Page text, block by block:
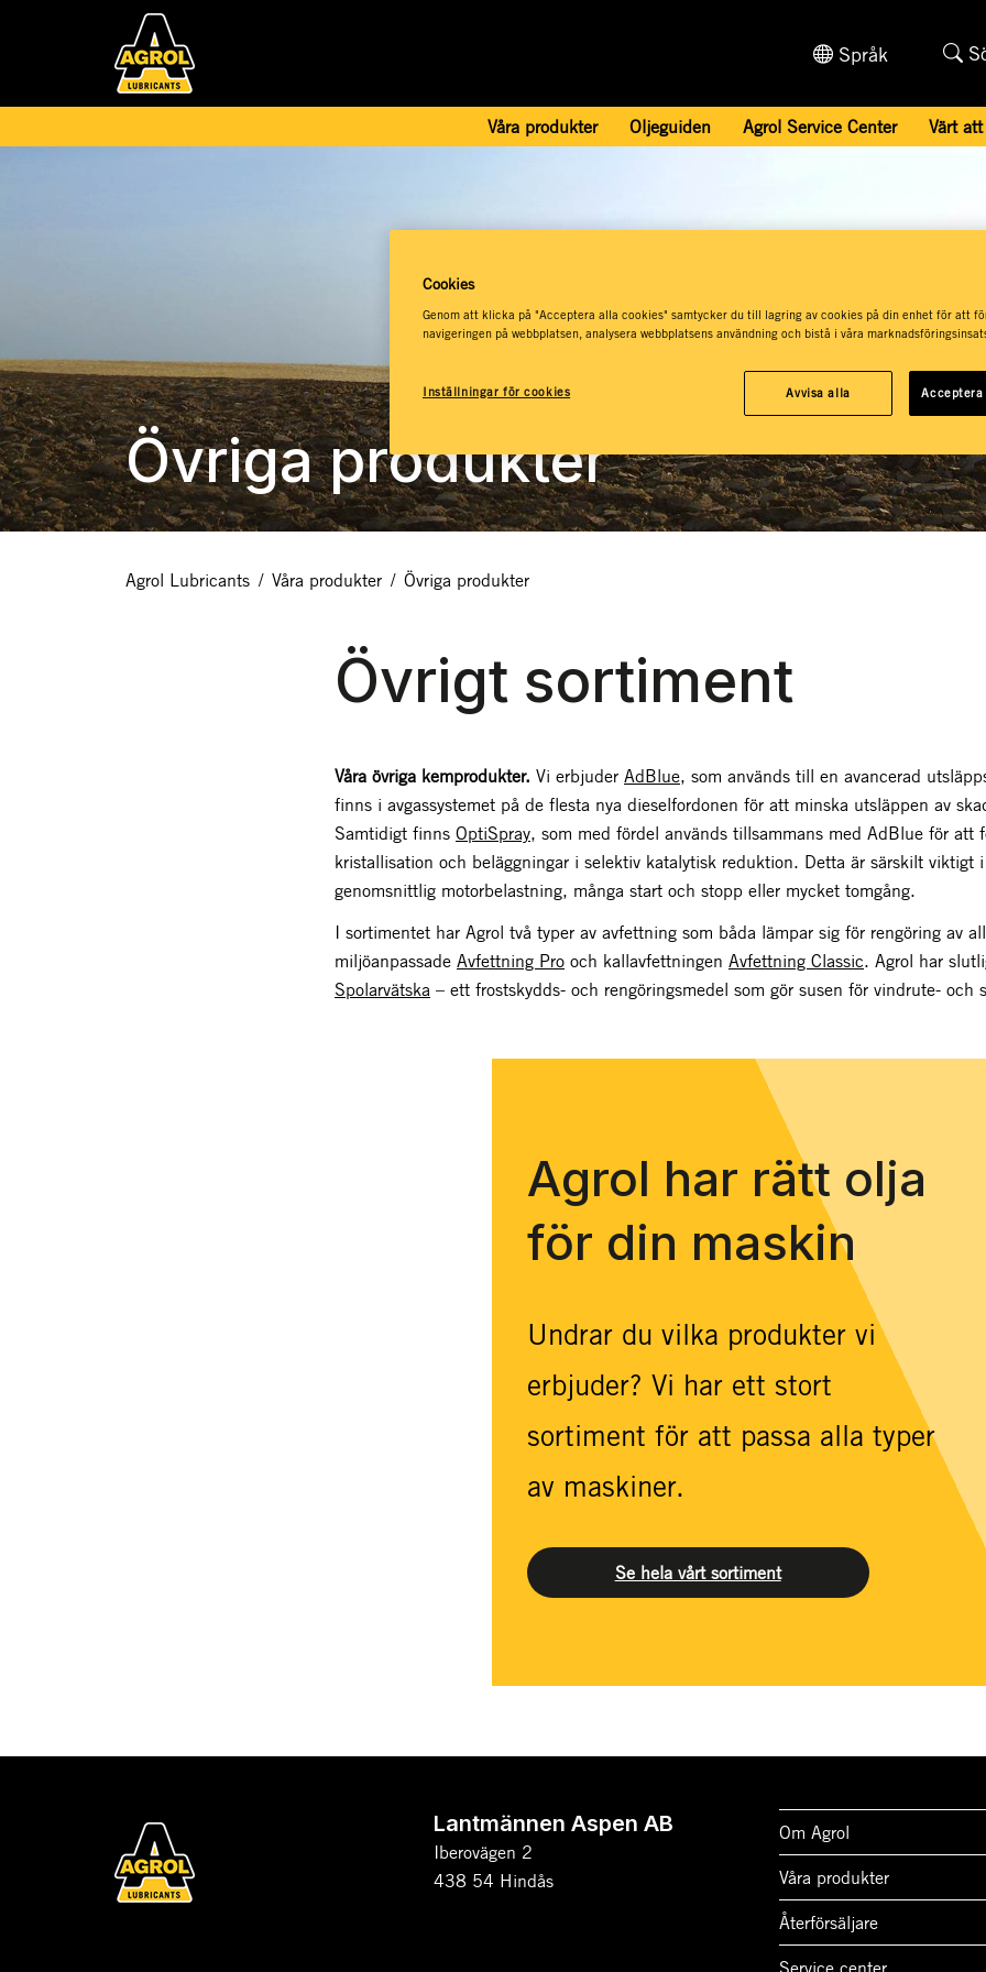
Språk
Våra produkter Oljeguiden Agrol Service Center Värt
Övriga produkter
Agrol Lubricants / Våra produkter / Övriga produkter
Övrigt sortiment
Våra övriga kemprodukter. Vi erbjuder AdBlue, som används till en avancerad
finns i avgassystemet på de flesta nya dieselfordonen för att minska utsläppen av
Samtidigt finns OptiSpray, som med fördel används tillsammans med AdBlue för att
kristallisation och beläggningar i selektiv katalytisk reduktion. Detta är särskilt viktigt
genomsnittlig motorbelastning, många start och stopp eller mycket tomgång.
I sortimentet har Agrol två typer av avfettning som båda lämpar sig för rengöring av
miljöanpassade Avfettning Pro och kallavfettningen Avfettning Classic. Agrol har
Spolarvätska – ett frostskydds- och rengöringsmedel som gör susen för vindrute- och
Agrol har rätt olja
för din maskin
Undrar du vilka produkter vi
erbjuder? Vi har ett stort
sortiment för att passa alla typer
av maskiner.
Se hela vårt sortiment
Lantmännen Aspen AB
Iberovägen 2
438 54 Hindås
Om Agrol
Våra produkter
Återförsäljare
Service center
Cookies
Genom att klicka på "Acceptera alla cookies" samtycker du till lagring av cookies på din enhet för att
navigeringen på webbplatsen, analysera webbplatsens användning och bistå i våra
Inställningar för cookies Avvisa alla